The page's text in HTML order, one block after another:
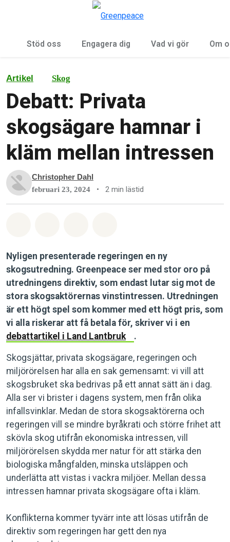
Stöd oss Engagera dig Vad vi gör Om
Artikel Skog
Debatt: Privata
skogsägare hamnar i
kläm mellan intressen
Christopher Dahl
februari 23, 2024 • 2 min lästid
Nyligen presenterade regeringen en ny
skogsutredning. Greenpeace ser med stor oro på
utredningens direktiv, som endast lutar sig mot de
stora skogsaktörernas vinstintressen. Utredningen
är ett högt spel som kommer med ett högt pris, som
vi alla riskerar att få betala för, skriver vi i en
debattartikel i Land Lantbruk
.
Skogsjättar, privata skogsägare, regeringen och
miljörörelsen har alla en sak gemensamt: vi vill att
skogsbruket ska bedrivas på ett annat sätt än i dag.
Alla ser vi brister i dagens system, men från olika
infallsvinklar. Medan de stora skogsaktörerna och
regeringen vill se mindre byråkrati och större frihet att
skövla skog utifrån ekonomiska intressen, vill
miljörörelsen skydda mer natur för att stärka den
biologiska mångfalden, minska utsläppen och
underlätta att vistas i vackra miljöer. Mellan dessa
intressen hamnar privata skogsägare ofta i kläm.
Konflikterna kommer tyvärr inte att lösas utifrån de
direktiv som regeringen har gett den nya